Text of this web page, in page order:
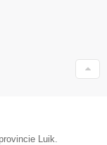
Luik.